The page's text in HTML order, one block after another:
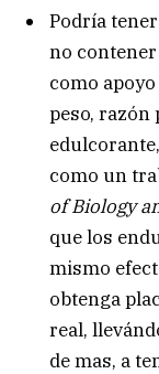
Podría
no
como
peso,
como un
of Biology
que los
mismo
obtenga
real,
de mas, a